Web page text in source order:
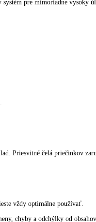
Vnútorné steny
praktický systém pre